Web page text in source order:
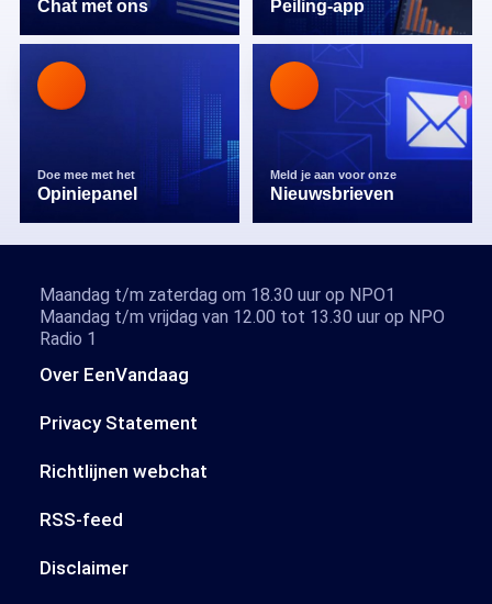
Chat met ons Peiling-app
Doe mee met het
Opiniepanel
Meld je aan voor onze
Nieuwsbrieven
Over EenVandaag
Privacy Statement
Richtlijnen webchat
RSS-feed
Disclaimer
Maandag t/m zaterdag om 18.30 uur op NPO1
Maandag t/m vrijdag van 12.00 tot 13.30 uur op NPO
Radio 1